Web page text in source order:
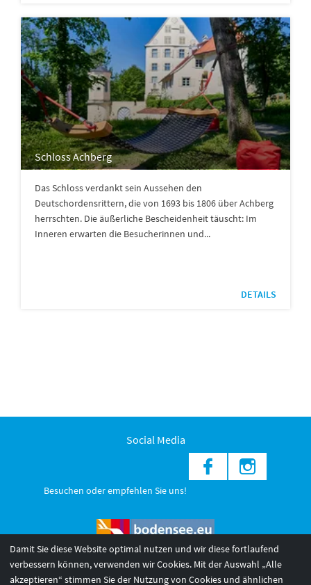
Schloss Achberg
Das Schloss verdankt sein Aussehen den
Deutschordensrittern, die von 1693 bis 1806 über Achberg
herrschten. Die äußerliche Bescheidenheit täuscht: Im
Inneren erwarten die Besucherinnen und...
DETAILS
Social Media
Besuchen oder empfehlen Sie uns!
Damit Sie diese Website optimal nutzen und wir diese fortlaufend
verbessern können, verwenden wir Cookies. Mit der Auswahl „Alle
akzeptieren“ stimmen Sie der Nutzung von Cookies und ähnlichen